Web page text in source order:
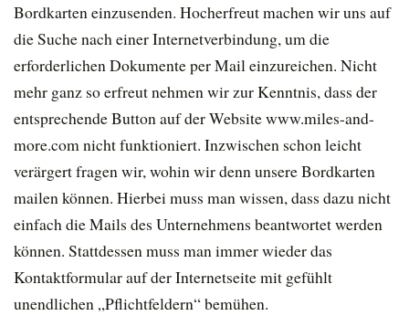
Bordkarten einzusenden. Hocherfreut machen wir uns auf
die Suche nach einer Internetverbindung, um die
erforderlichen Dokumente per Mail einzureichen. Nicht
mehr ganz so erfreut nehmen wir zur Kenntnis, dass der
entsprechende Button auf der Website www.miles-and-
more.com nicht funktioniert. Inzwischen schon leicht
verärgert fragen wir, wohin wir denn unsere Bordkarten
mailen können. Hierbei muss man wissen, dass dazu nicht
einfach die Mails des Unternehmens beantwortet werden
können. Stattdessen muss man immer wieder das
Kontaktformular auf der Internetseite mit gefühlt
unendlichen „Pflichtfeldern“ bemühen.